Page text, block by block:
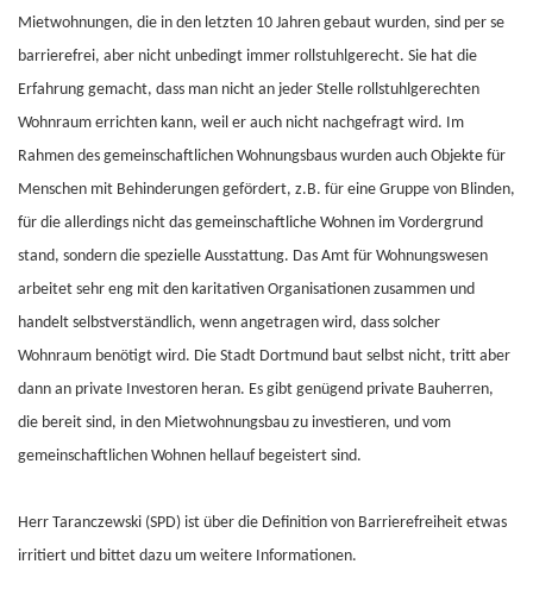
Mietwohnungen, die in den letzten 10 Jahren gebaut wurden, sind per se
barrierefrei, aber nicht unbedingt immer rollstuhlgerecht. Sie hat die
Erfahrung gemacht, dass man nicht an jeder Stelle rollstuhlgerechten
Wohnraum errichten kann, weil er auch nicht nachgefragt wird. Im
Rahmen des gemeinschaftlichen Wohnungsbaus wurden auch Objekte für
Menschen mit Behinderungen gefördert, z.B. für eine Gruppe von Blinden,
für die allerdings nicht das gemeinschaftliche Wohnen im Vordergrund
stand, sondern die spezielle Ausstattung. Das Amt für Wohnungswesen
arbeitet sehr eng mit den karitativen Organisationen zusammen und
handelt selbstverständlich, wenn angetragen wird, dass solcher
Wohnraum benötigt wird. Die Stadt Dortmund baut selbst nicht, tritt aber
dann an private Investoren heran. Es gibt genügend private Bauherren,
die bereit sind, in den Mietwohnungsbau zu investieren, und vom
gemeinschaftlichen Wohnen hellauf begeistert sind.
Herr Taranczewski (SPD) ist über die Definition von Barrierefreiheit etwas
irritiert und bittet dazu um weitere Informationen.